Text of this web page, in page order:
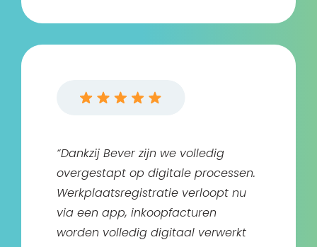
“Dankzij Bever zijn we volledig
overgestapt op digitale processen.
Werkplaatsregistratie verloopt nu
via een app, inkoopfacturen
worden volledig digitaal verwerkt